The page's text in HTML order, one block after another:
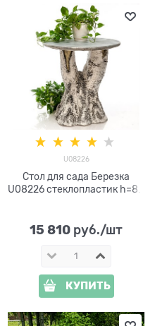
U08226
Стол для сада Березка
U08226 стеклопластик h=80
15 810 руб./шт
КУПИТЬ